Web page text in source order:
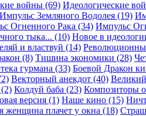
войны (69) Идеологические
Импульс Земляного Водолея (19)
Огненного Рака (34) Импульс
тыка... (10) Новое в
и властвуй (14)
(8) Тишина экономики (28)
гурмана (33) Боевой Дракон
Векторный анекдот (40)
Колдуй баба (23) Композиторы
версия (1) Наше кино (15)
женщина плачет у окна (18)